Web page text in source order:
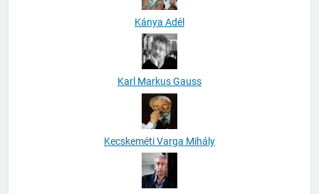
Kánya Adél
Karl Markus Gauss
Kecskeméti Varga Mihály